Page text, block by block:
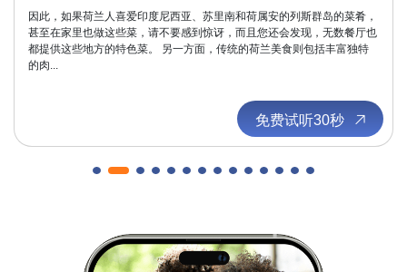
因此，如果荷兰人喜爱印度尼西亚、苏里南和荷属安的列斯群岛的菜肴，
甚至在家里也做这些菜，请不要感到惊讶，而且您还会发现，无数餐厅也
都提供这些地方的特色菜。 另一方面，传统的荷兰美食则包括丰富独特
的肉...
免费试听30秒